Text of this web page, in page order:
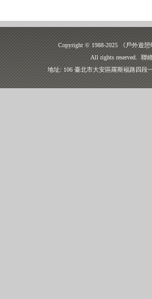
Copyright © 1988-2025 《戶外遊
All rights reserved. 聯
地址: 106 臺北市大安區羅斯福路四段